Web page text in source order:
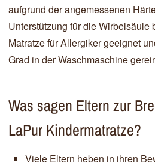
aufgrund der angemessenen
Unterstützung für die Wirbelsäule
Matratze für Allergiker geeignet
Grad in der Waschmaschine
Was sagen Eltern zur
LaPur Kindermatratze?
Viele Eltern heben in ihren